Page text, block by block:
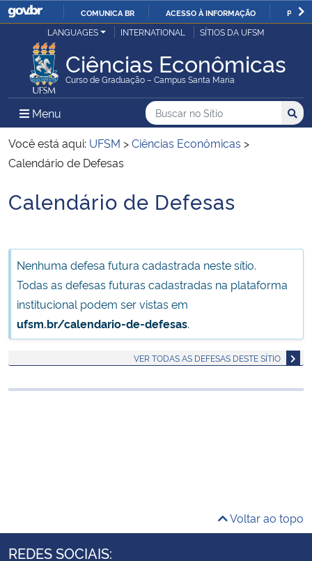
IR
O
COMUNICA BR ACESSO À INFORMAÇÃO
Ministério da Justiça e Segurança Pública
Ministério da Defesa
Ministério das Relações Exteriores
Ministério da Infraestrutura
Ministério da Agricultura, Pecuária e Abastecimento
Ministério da Educação
Ministério da Cidadania
LANGUAGES INTERNATIONAL SÍTIOS DA UFSM
Ciências Econômicas
Curso de Graduação – Campus Santa Maria
Menu Menu Principal do Sítio
Busca
Buscar no no Sítio
Busca:
Você está aqui: UFSM >Ciências Econômicas >
Calendário de Defesas
Início do conteúdo
Calendário de Defesas
Nenhuma defesa futura cadastrada neste sítio.
Todas as defesas futuras cadastradas na plataforma
institucional podem ser vistas em
ufsm.br/calendario-de-defesas.
VER TODAS AS DEFESAS DESTE SÍTIO
Voltar ao topo
REDES SOCIAIS: